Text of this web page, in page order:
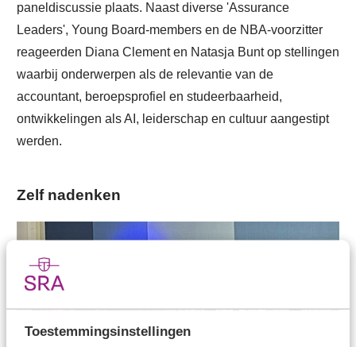
Toestemmingsinstellingen
paneldiscussie plaats. Naast diverse 'Assurance
Leaders', Young Board-members en de NBA-voorzitter
reageerden Diana Clement en Natasja Bunt op stellingen
waarbij onderwerpen als de relevantie van de
accountant, beroepsprofiel en studeerbaarheid,
ontwikkelingen als AI, leiderschap en cultuur aangestipt
werden.
Zelf nadenken